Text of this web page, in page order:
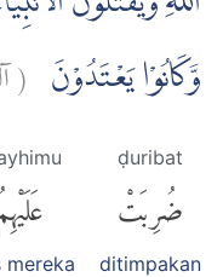
وَّكَانُوْا يَعْتَدُوْنَ (
ḍuribat
ضُرِبَتْ
ditimpakan
mereka